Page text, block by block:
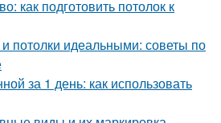
как подготовить потолок к
и потолки идеальными: советы по
за 1 день: как использовать